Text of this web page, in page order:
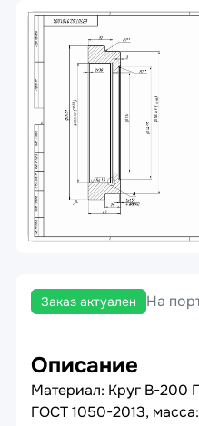
Заказ актуален На
Описание
Материал: Круг В-
ГОСТ 1050-2013,